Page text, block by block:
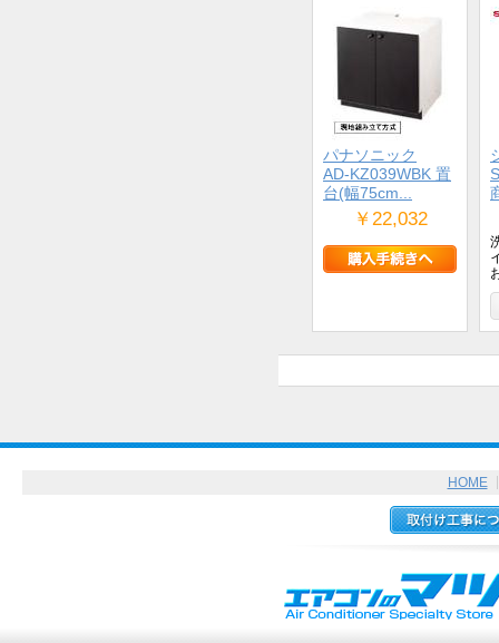
パナソニック
AD-KZ039WBK 置
台(幅75cm...
￥22,032
HOME